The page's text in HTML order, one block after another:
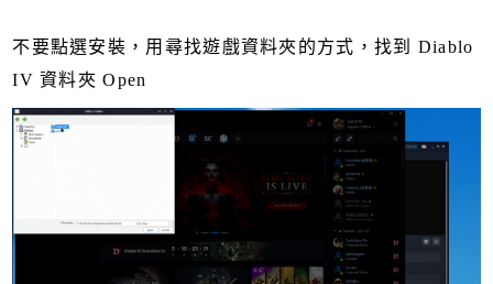
不要點選安裝，用尋找遊戲資料夾的方式，找到 Diablo
IV 資料夾 Open